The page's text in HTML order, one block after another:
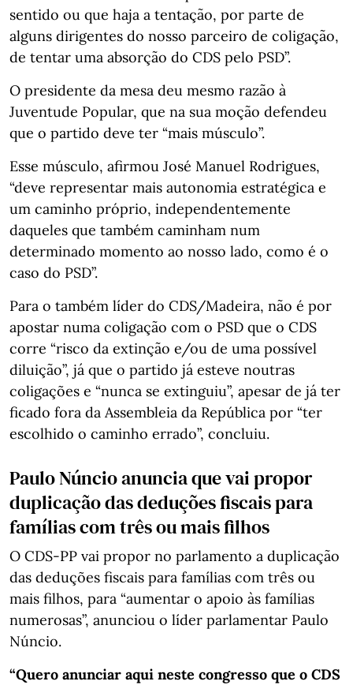
sentido ou que haja a tentação, por parte de
alguns dirigentes do nosso parceiro de coligação,
de tentar uma absorção do CDS pelo PSD”.
O presidente da mesa deu mesmo razão à
Juventude Popular, que na sua moção defendeu
que o partido deve ter “mais músculo”.
Esse músculo, afirmou José Manuel Rodrigues,
“deve representar mais autonomia estratégica e
um caminho próprio, independentemente
daqueles que também caminham num
determinado momento ao nosso lado, como é o
caso do PSD”.
Para o também líder do CDS/Madeira, não é por
apostar numa coligação com o PSD que o CDS
corre “risco da extinção e/ou de uma possível
diluição”, já que o partido já esteve noutras
coligações e “nunca se extinguiu”, apesar de já ter
ficado fora da Assembleia da República por “ter
escolhido o caminho errado”, concluiu.
Paulo Núncio anuncia que vai propor
duplicação das deduções fiscais para
famílias com três ou mais filhos
O CDS-PP vai propor no parlamento a duplicação
das deduções fiscais para famílias com três ou
mais filhos, para “aumentar o apoio às famílias
numerosas”, anunciou o líder parlamentar Paulo
Núncio.
“Quero anunciar aqui neste congresso que o CDS